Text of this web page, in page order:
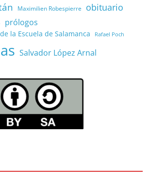
Maximilien Robespierre
obituario
prólogos
la Escuela de Salamanca Rafael Poch
Salvador López Arnal